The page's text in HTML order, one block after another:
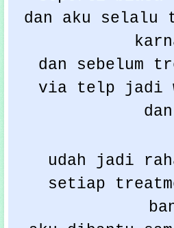
dan aku selalu
dan sebelum
via telp jadi
udah jadi
setiap